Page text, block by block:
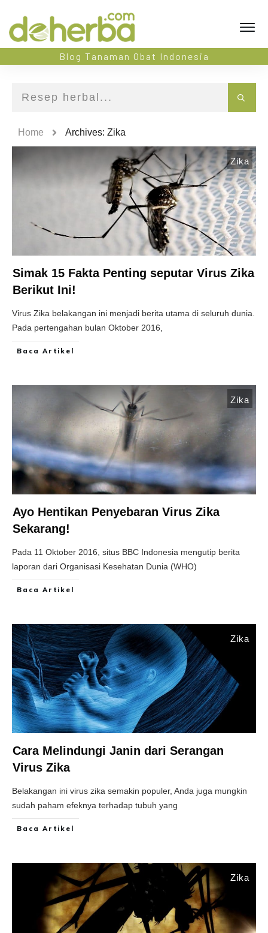
Blog Tanaman Obat Indonesia
Home Archives: Zika
Zika
Simak 15 Fakta Penting seputar Virus Zika
Berikut Ini!
Virus Zika belakangan ini menjadi berita utama di seluruh dunia.
Pada pertengahan bulan Oktober 2016,
Baca Artikel
Zika
Ayo Hentikan Penyebaran Virus Zika
Sekarang!
Pada 11 Oktober 2016, situs BBC Indonesia mengutip berita
laporan dari Organisasi Kesehatan Dunia (WHO)
Baca Artikel
Zika
Cara Melindungi Janin dari Serangan
Virus Zika
Belakangan ini virus zika semakin populer, Anda juga mungkin
sudah paham efeknya terhadap tubuh yang
Baca Artikel
Zika